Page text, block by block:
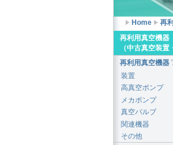
Home 再
再利用真空機器
（中古真空装置
再利用真空機器
装置
高真空ポンプ
メカポンプ
真空バルブ
関連機器
その他